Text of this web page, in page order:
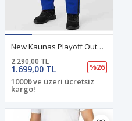
New Kaunas Playoff Outdoor Kışlık Pantolon Mavi
1.699,00 TL
2.290,00 TL
%26
1000₺ ve üzeri ücretsiz
kargo!